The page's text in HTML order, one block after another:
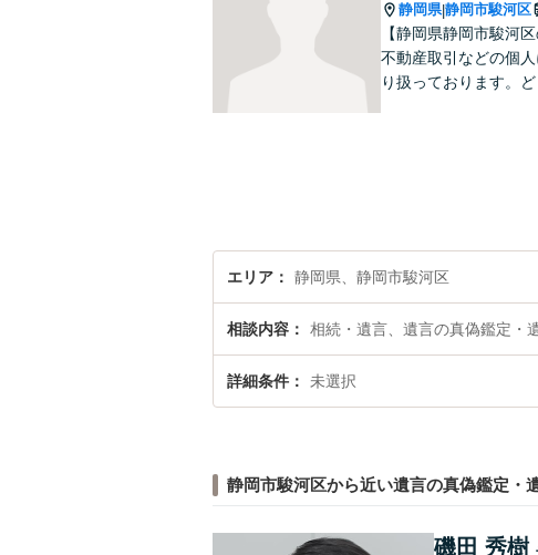
静岡県|静岡市駿河区
【静岡県静岡市駿河
不動産取引などの個
り扱っております。
エリア 静岡県、静岡市駿河区
相談内容 相続・遺言、遺言の真偽鑑定・
詳細条件 未選択
静岡市駿河区から近い遺言の真偽鑑定・
磯田 秀樹